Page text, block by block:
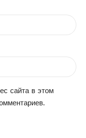
сайта в этом